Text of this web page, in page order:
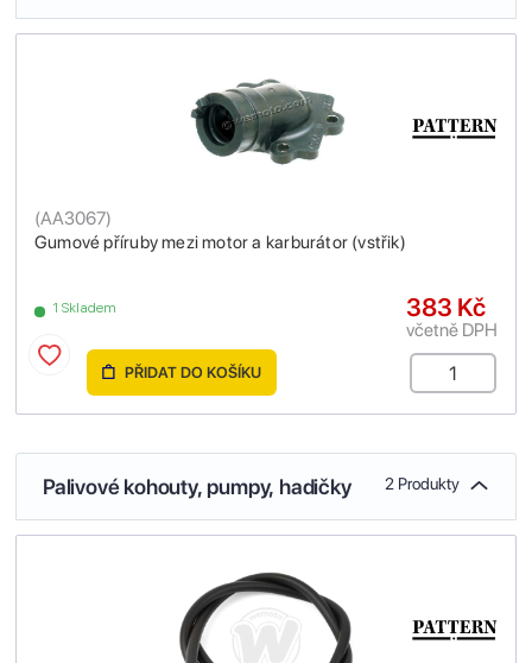
Gumové příruby mezi motor a karburátor (vstřik)
(AA3067)
1 Skladem 383 Kč
včetně DPH
PŘIDAT DO KOŠÍKU
Palivové kohouty, pumpy, hadičky 2 Produkty